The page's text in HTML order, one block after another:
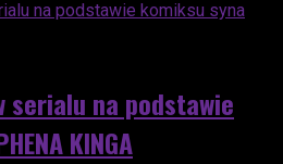
serialu na podstawie
KINGA